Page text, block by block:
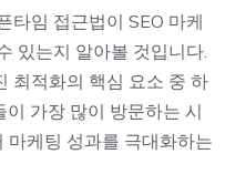
타임 접근법이 SEO 마케
있는지 알아볼 것입니다.
최적화의 핵심 요소 중 하
가장 많이 방문하는 시
마케팅 성과를 극대화하는